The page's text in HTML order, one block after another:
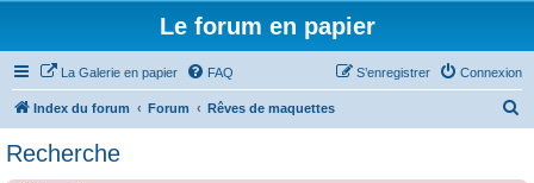
Le forum en papier
La Galerie en papier FAQ Connexion
S’enregistrer
Index du forum Forum Rêves de maquettes
Recherche